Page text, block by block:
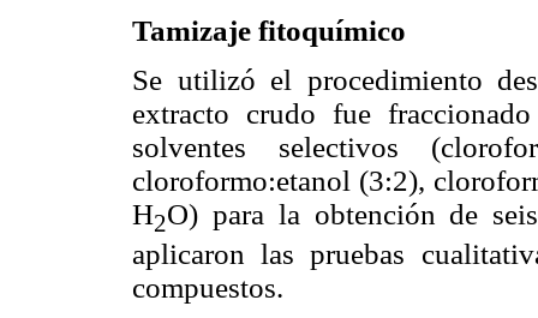
Tamizaje fitoquímico
Se utilizó el procedimiento
extracto crudo fue
solventes selectivos
cloroformo:etanol (3:2),
H2O) para la obtención de
aplicaron las pruebas
compuestos.